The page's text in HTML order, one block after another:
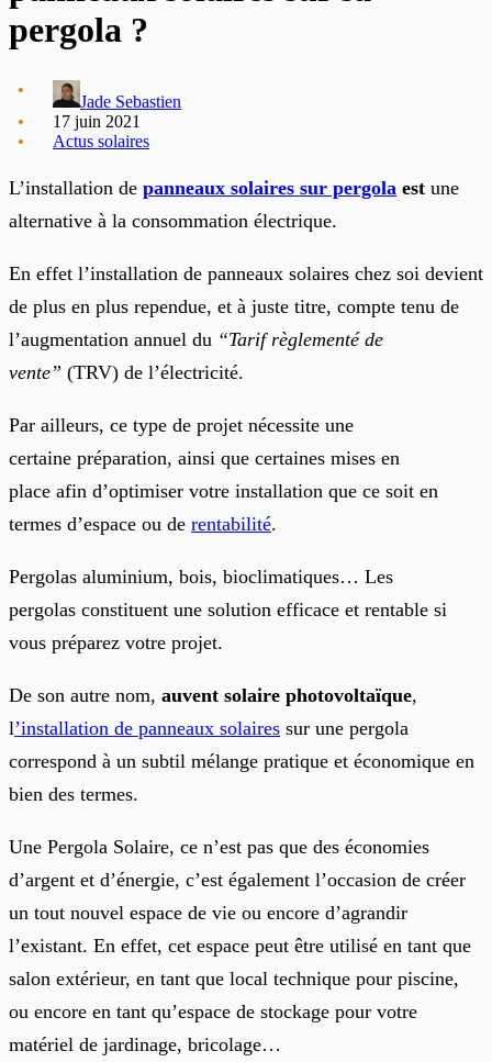
pergola ?
Jade Sebastien
17 juin 2021
Actus solaires
L’installation de panneaux solaires sur pergola est une
alternative à la consommation électrique.
En effet l’installation de panneaux solaires chez soi devient
de plus en plus rependue, et à juste titre, compte tenu de
l’augmentation annuel du “Tarif règlementé de
vente” (TRV) de l’électricité.
Par ailleurs, ce type de projet nécessite une
certaine préparation, ainsi que certaines mises en
place afin d’optimiser votre installation que ce soit en
termes d’espace ou de rentabilité.
Pergolas aluminium, bois, bioclimatiques… Les
pergolas constituent une solution efficace et rentable si
vous préparez votre projet.
De son autre nom, auvent solaire photovoltaïque,
l’installation de panneaux solaires sur une pergola
correspond à un subtil mélange pratique et économique en
bien des termes.
Une Pergola Solaire, ce n’est pas que des économies
d’argent et d’énergie, c’est également l’occasion de créer
un tout nouvel espace de vie ou encore d’agrandir
l’existant. En effet, cet espace peut être utilisé en tant que
salon extérieur, en tant que local technique pour piscine,
ou encore en tant qu’espace de stockage pour votre
matériel de jardinage, bricolage…